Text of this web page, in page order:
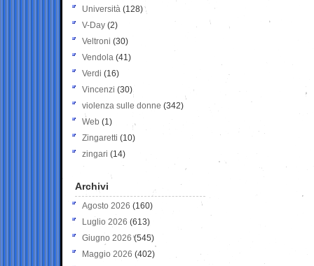
Università (128)
V-Day (2)
Veltroni (30)
Vendola (41)
Verdi (16)
Vincenzi (30)
violenza sulle donne (342)
Web (1)
Zingaretti (10)
zingari (14)
Archivi
Agosto 2026 (160)
Luglio 2026 (613)
Giugno 2026 (545)
Maggio 2026 (402)